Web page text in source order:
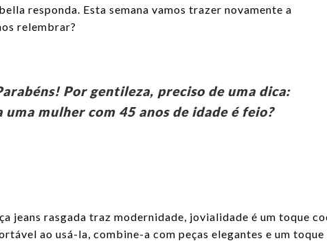
responda. Esta semana vamos trazer novamente a
relembrar?
Por gentileza, preciso de uma dica:
uma mulher com 45 anos de idade é feio?
jeans rasgada traz modernidade, jovialidade é um toque
ao usá-la, combine-a com peças elegantes e um toque